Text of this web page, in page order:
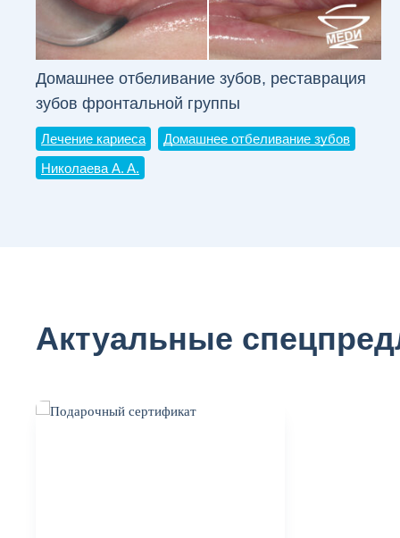
Домашнее отбеливание зубов, реставрация
зубов фронтальной группы
Лечение кариеса
Домашнее отбеливание зубов
Николаева А. А.
Актуальные